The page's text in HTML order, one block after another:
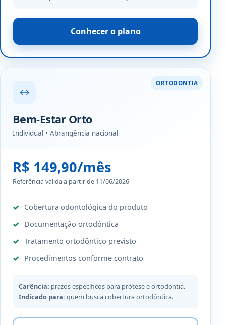
Conhecer o plano
ORTODONTIA
↔
Bem-Estar Orto
Individual • Abrangência nacional
R$ 149,90/mês
Referência válida a partir de 11/06/2026
Cobertura odontológica do produto
Documentação ortodôntica
Tratamento ortodôntico previsto
Procedimentos conforme contrato
Carência: prazos específicos para prótese e ortodontia.
Indicado para: quem busca cobertura ortodôntica.